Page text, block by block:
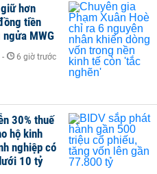
hơn
tiền
MWG
- 6 giờ trước
30% thuế
hộ kinh
nghiệp có
10 tỷ